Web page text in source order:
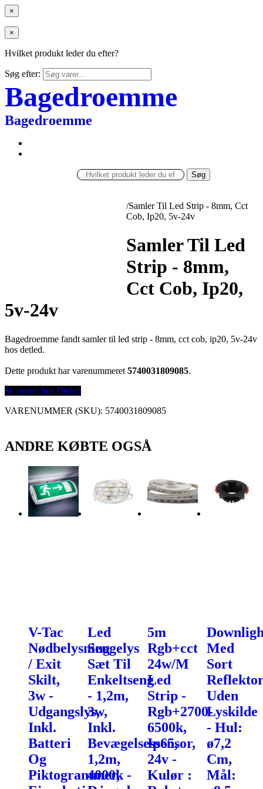
×
×
Hvilket produkt leder du efter?
Søg efter:
Bagedroemme
Bagedroemme
Søg
/Samler Til Led Strip - 8mm, Cct
Cob, Ip20, 5v-24v
Samler Til Led
Strip - 8mm,
Cct Cob, Ip20,
5v-24v
Bagedroemme fandt samler til led strip - 8mm, cct cob, ip20, 5v-24v
hos detled.
Dette produkt har varenummeret 5740031809085.
Se prisen hos Detled
VARENUMMER (SKU): 5740031809085
ANDRE KØBTE OGSÅ
V-Tac
Nødbelysning
/ Exit
Skilt,
3w -
Udgangslys,
Inkl.
Batteri
Og
Piktogrammer,
Led
Sengelys
Sæt Til
Enkeltseng
- 1,2m,
3w,
Inkl.
Bevægelsessensor,
1,2m,
4000k -
5m
Rgb+cct
24w/M
Led
Strip -
Rgb+2700-
6500k,
Ip65,
24v -
Kulør :
Med
Sort
Uden
Lyskilde
- Hul:
ø7,2
Cm,
Mål: